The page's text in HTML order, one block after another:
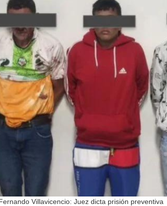
Villavicencio: Juez dicta prisión preventiva